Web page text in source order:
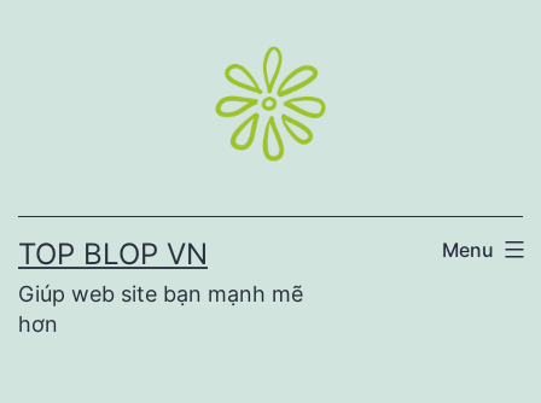
TOP BLOP VN
Giúp web site bạn mạnh mẽ
hơn
Menu